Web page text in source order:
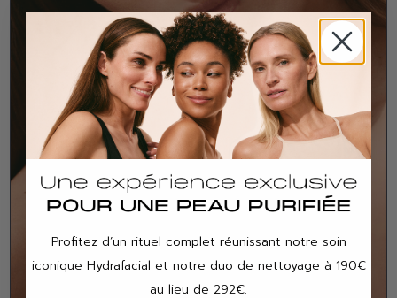
Profitez d’un rituel complet réunissant notre soin
iconique Hydrafacial et notre duo de nettoyage à 190€
au lieu de 292€.